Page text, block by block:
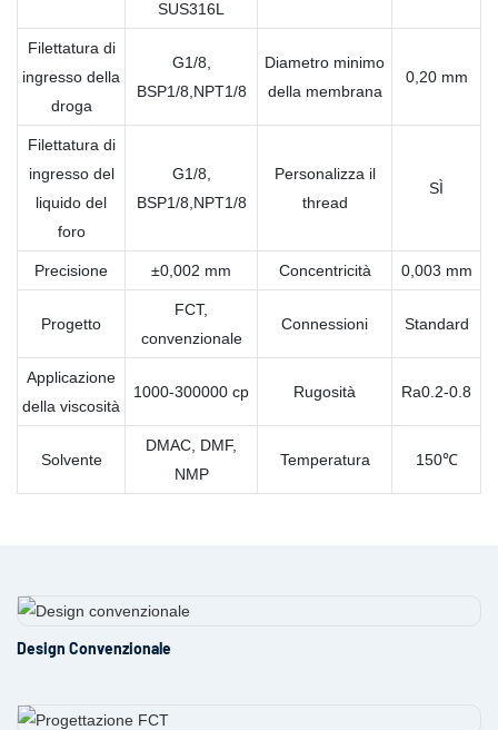
SUS316L
Filettatura di
ingresso della
droga
G1/8,
BSP1/8,NPT1/8
Diametro minimo
della membrana
0,20 mm
Filettatura di
ingresso del
liquido del
foro
G1/8,
BSP1/8,NPT1/8
Personalizza il
thread
SÌ
Precisione ±0,002 mm Concentricità 0,003 mm
Progetto
FCT,
convenzionale
Connessioni Standard
Applicazione
della viscosità
1000-300000 cp Rugosità Ra0.2-0.8
Solvente
DMAC, DMF,
NMP
Temperatura 150℃
Design Convenzionale